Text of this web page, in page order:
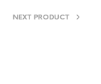
NEXT PRODUCT